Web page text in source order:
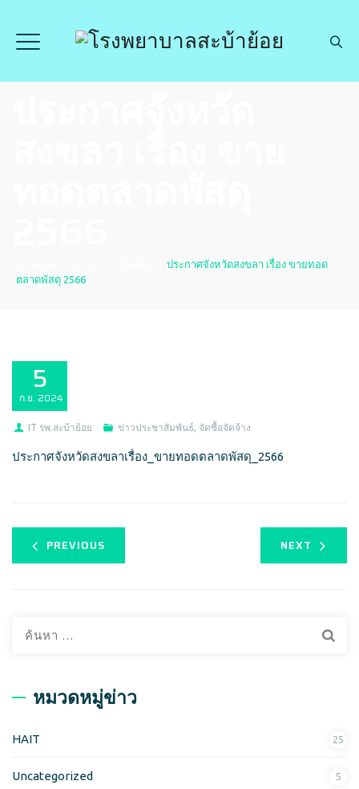
ประกาศจังหวัดสงขลา เรื่อง ขายทอด
ตลาดพัสดุ 2566
5
ก.ย. 2024
IT รพ.สะบ้าย้อย ข่าวประชาสัมพันธ์, จัดซื้อจัดจ้าง
ประกาศจังหวัดสงขลาเรื่อง_ขายทอดตลาดพัสดุ_2566
PREVIOUS NEXT
รั
หมวดหมู่ข่าว
HAIT 25
Uncategorized 5